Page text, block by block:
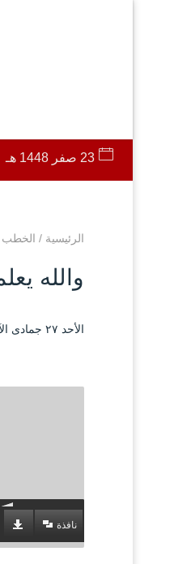
23 صفر 1448 هـ
الرئيسية / الخطب
والله يعلم
الأحد ۲۷ جمادى الآخرة ۱٤٤۳ هـ الموافق ۳۰ يناير ۲۰۲۲ مـ |
نافذة